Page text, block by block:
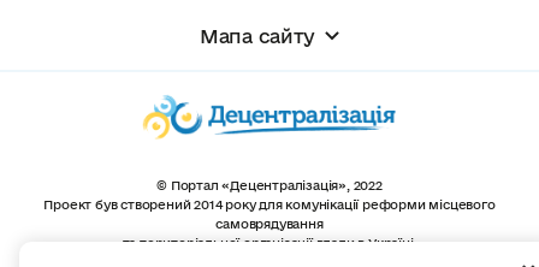
Мапа сайту
© Портал «Децентралізація», 2022
Проект був створений 2014 року для комунікації реформи місцевого
самоврядування
та територіальної організації влади в Україні.